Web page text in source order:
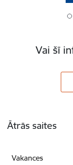
Vai šī
Ātrās saites
Vakances